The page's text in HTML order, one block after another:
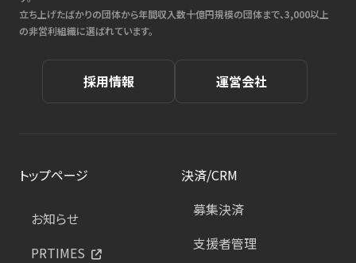
立ち上げたばかりの団体から年間収入数十億円規模の団体まで、3,000以上
の非営利組織に選ばれています。
採用情報 運営会社
トップページ
お知らせ
PRTIMES
決済/CRM
募集決済
支援者管理